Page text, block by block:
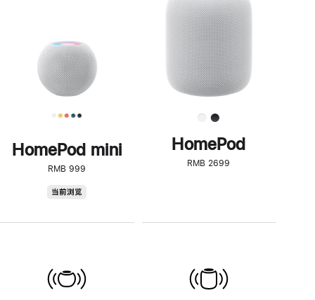
HomePod mini
RMB 999
当前浏览
了
解
HomePod<
HomePod
RMB 2699